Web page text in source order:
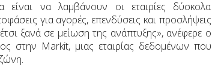
είναι να λαμβάνουν οι εταιρίες δύσκολα
για αγορές, επενδύσεις και προσλήψεις
ξανά σε μείωση της ανάπτυξης», ανέφερε ο
στην Markit, μιας εταιρίας δεδομένων που